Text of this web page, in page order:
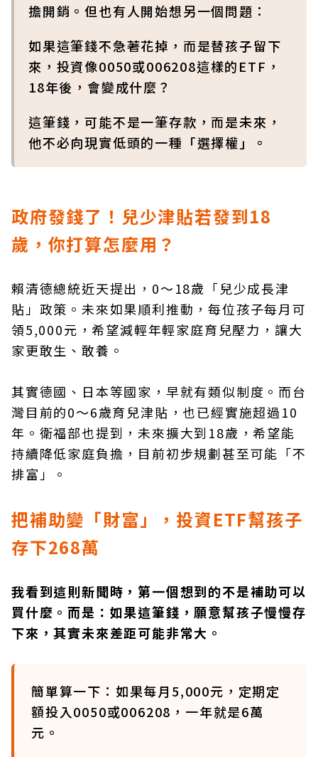
擔開銷。但也有人開始想另一個問題：
如果這筆錢不急著花掉，而是替孩子留下
來，投資像0050或006208這樣的ETF，
18年後，會變成什麼？
這筆錢，可能不是一筆存款，而是未來，
他不必向現實低頭的一種「選擇權」。
政府發錢了！兒少津貼若發到18
歲，你打算怎麼用？
賴清德總統近天提出，0～18歲「兒少成長津
貼」政策。未來如果順利推動，每位孩子每月可
領5,000元，希望減輕年輕家庭育兒壓力，讓大
家更敢生、敢養。
其實德國、日本等國家，早就有類似制度。而台
灣目前的0～6歲育兒津貼，也已經實施超過10
年。衛福部也提到，未來擴大到18歲，希望能
持續降低家庭負擔，目前初步規劃甚至可能「不
排富」。
把補助變「財富」，投資ETF幫孩子
存下268萬
我看到這則新聞時，第一個想到的不是補助可以
買什麼。而是：如果這筆錢，願意幫孩子慢慢存
下來，其實未來差距可能非常大。
簡單算一下：如果每月5,000元，定期定
額投入0050或006208，一年就是6萬
元。